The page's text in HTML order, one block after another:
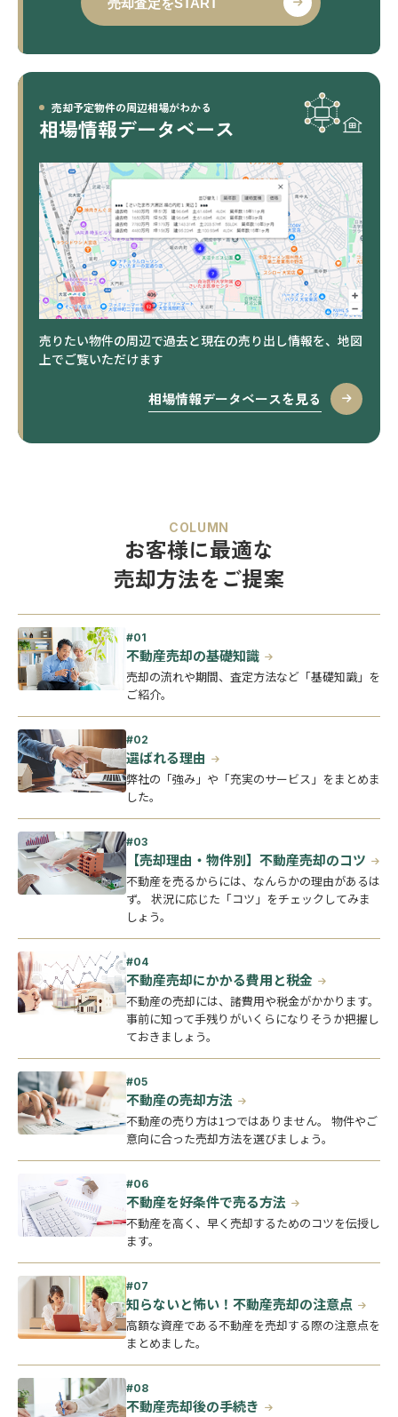
売却予定物件の周辺相場がわかる
相場情報データベース
売りたい物件の周辺で過去と現在の売り出し情報を、地図
上でご覧いただけます
相場情報データベースを見る
COLUMN
お客様に最適な
売却方法をご提案
不動産売却の基礎知識
売却の流れや期間、査定方法など「基礎知識」を
ご紹介。
選ばれる理由
弊社の「強み」や「充実のサービス」をまとめま
した。
【売却理由・物件別】不動産売却のコツ
不動産を売るからには、なんらかの理由があるは
ず。 状況に応じた「コツ」をチェックしてみま
しょう。
不動産売却にかかる費用と税金
不動産の売却には、諸費用や税金がかかります。
事前に知って手残りがいくらになりそうか把握し
ておきましょう。
不動産の売却方法
不動産の売り方は1つではありません。 物件やご
意向に合った売却方法を選びましょう。
不動産を好条件で売る方法
不動産を高く、早く売却するためのコツを伝授し
ます。
知らないと怖い！不動産売却の注意点
高額な資産である不動産を売却する際の注意点を
まとめました。
不動産売却後の手続き